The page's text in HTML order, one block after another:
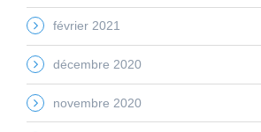
février 2021
décembre 2020
novembre 2020